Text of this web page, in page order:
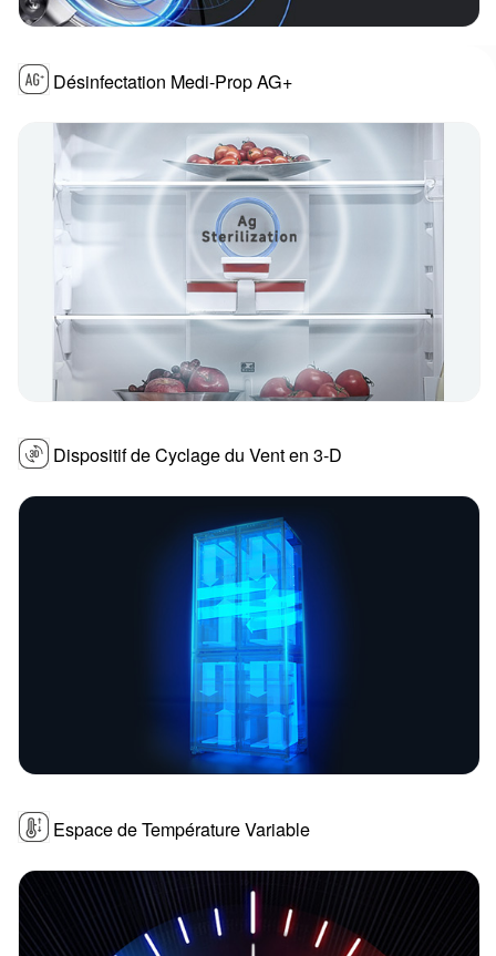
Désinfectation Medi-Prop AG+
Dispositif de Cyclage du Vent en 3-D
Espace de Température Variable